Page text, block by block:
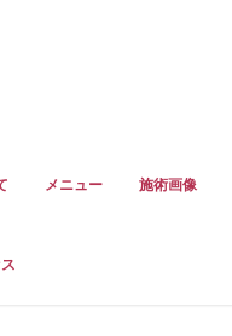
メニュー 施術画像